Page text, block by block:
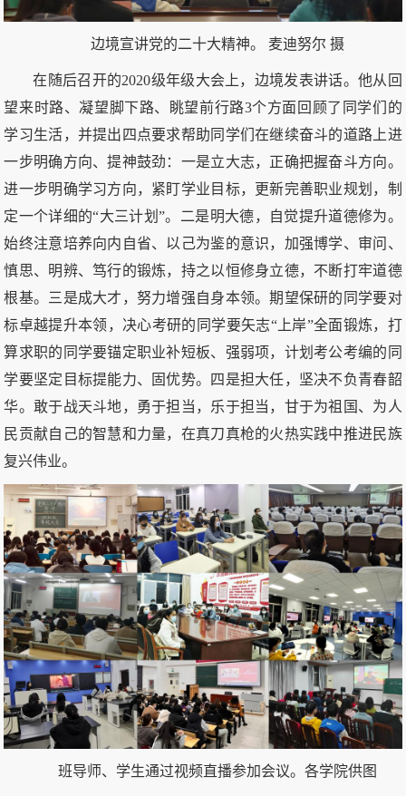
边境宣讲党的二十大精神。 麦迪努尔 摄
在随后召开的2020级年级大会上，边境发表讲话。他从回
望来时路、凝望脚下路、眺望前行路3个方面回顾了同学们的
学习生活，并提出四点要求帮助同学们在继续奋斗的道路上进
一步明确方向、提神鼓劲：一是立大志，正确把握奋斗方向。
进一步明确学习方向，紧盯学业目标，更新完善职业规划，制
定一个详细的“大三计划”。二是明大德，自觉提升道德修为。
始终注意培养向内自省、以己为鉴的意识，加强博学、审问、
慎思、明辨、笃行的锻炼，持之以恒修身立德，不断打牢道德
根基。三是成大才，努力增强自身本领。期望保研的同学要对
标卓越提升本领，决心考研的同学要矢志“上岸”全面锻炼，打
算求职的同学要锚定职业补短板、强弱项，计划考公考编的同
学要坚定目标提能力、固优势。四是担大任，坚决不负青春韶
华。敢于战天斗地，勇于担当，乐于担当，甘于为祖国、为人
民贡献自己的智慧和力量，在真刀真枪的火热实践中推进民族
复兴伟业。
班导师、学生通过视频直播参加会议。 各学院供图